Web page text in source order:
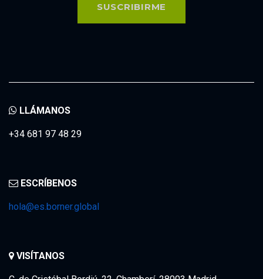
SUSCRIBIRME
LLÁMANOS
+34 681 97 48 29
ESCRÍBENOS
hola@es.borner.global
VISÍTANOS